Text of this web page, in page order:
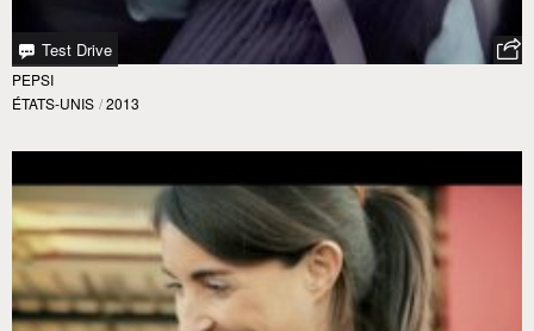
Test Drive
PEPSI
ÉTATS-UNIS / 2013